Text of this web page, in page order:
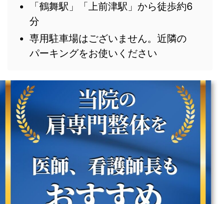
「鶴舞駅」「上前津駅」から徒歩約6
分
専用駐車場はございません。近隣の
パーキングをお使いください